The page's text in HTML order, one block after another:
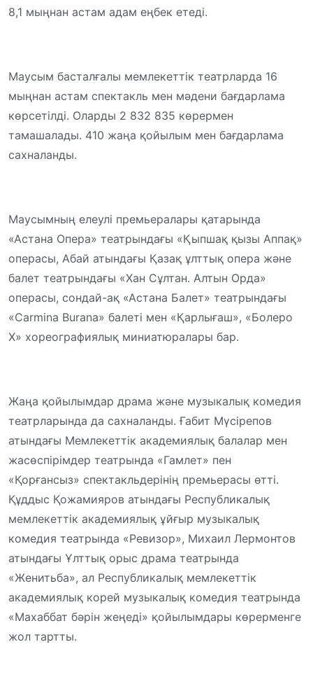
8,1 мыңнан астам адам еңбек етеді.
Маусым басталғалы мемлекеттік театрларда 16
мыңнан астам спектакль мен мәдени бағдарлама
көрсетілді. Оларды 2 832 835 көрермен
тамашалады. 410 жаңа қойылым мен бағдарлама
сахналанды.
Маусымның елеулі премьералары қатарында
«Астана Опера» театрындағы «Қыпшақ қызы Аппақ»
операсы, Абай атындағы Қазақ ұлттық опера және
балет театрындағы «Хан Сұлтан. Алтын Орда»
операсы, сондай-ақ «Астана Балет» театрындағы
«Carmina Burana» балеті мен «Қарлығаш», «Болеро
Х» хореографиялық миниатюралары бар.
Жаңа қойылымдар драма және музыкалық комедия
театрларында да сахналанды. Ғабит Мүсірепов
атындағы Мемлекеттік академиялық балалар мен
жасөспірімдер театрында «Гамлет» пен
«Қорғансыз» спектакльдерінің премьерасы өтті.
Құддыс Қожамияров атындағы Республикалық
мемлекеттік академиялық ұйғыр музыкалық
комедия театрында «Ревизор», Михаил Лермонтов
атындағы Ұлттық орыс драма театрында
«Женитьба», ал Республикалық мемлекеттік
академиялық корей музыкалық комедия театрында
«Махаббат бәрін жеңеді» қойылымдары көрерменге
жол тартты.